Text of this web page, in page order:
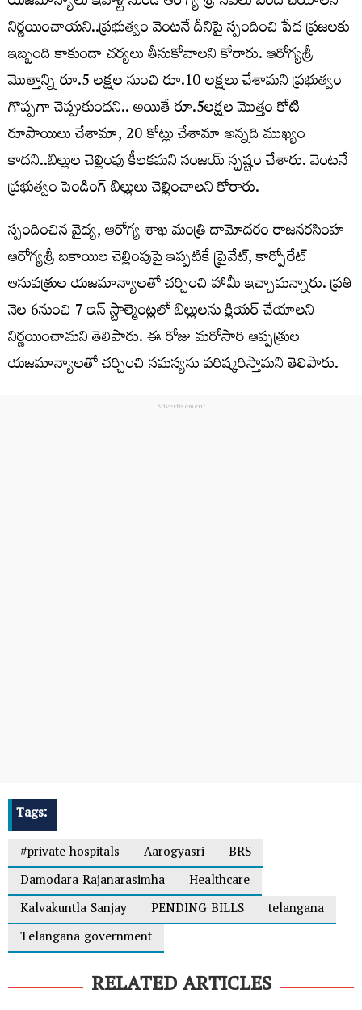
నిర్ణయించాయని..ప్రభుత్వం వెంటనే దీనిపై స్పందించి పేద ప్రజలకు
ఇబ్బంది కాకుండా చర్యలు తీసుకోవాలని కోరారు. ఆరోగ్యశ్రీ
మొత్తాన్ని రూ.5 లక్షల నుంచి రూ.10 లక్షలు చేశామని ప్రభుత్వం
గొప్పగా చెప్పుకుందని.. అయితే రూ.5లక్షల మొత్తం కోటి
రూపాయిలు చేశామా, 20 కోట్లు చేశామా అన్నది ముఖ్యం
కాదని..బిల్లుల చెల్లింపు కీలకమని సంజయ్ స్పష్టం చేశారు. వెంటనే
ప్రభుత్వం పెండింగ్ బిల్లులు చెల్లించాలని కోరారు.
స్పందించిన వైద్య, ఆరోగ్య శాఖ మంత్రి దామోదరం రాజనరసింహ
ఆరోగ్యశ్రీ బకాయిల చెల్లింపుపై ఇప్పటికే ప్రైవేట్, కార్పోరేట్
ఆసుపత్రుల యజమాన్యాలతో చర్చించి హామీ ఇచ్చామన్నారు. ప్రతి
నెల 6నుంచి 7 ఇన్ స్టాల్మెంట్లలో బిల్లులను క్లియర్ చేయాలని
నిర్ణయించామని తెలిపారు. ఈ రోజు మరోసారి ఆప్పత్రుల
యజమాన్యాలతో చర్చించి సమస్యను పరిష్కరిస్తామని తెలిపారు.
Tags:
#private hospitals
Aarogyasri
BRS
Damodara Rajanarasimha
Healthcare
Kalvakuntla Sanjay
PENDING BILLS
telangana
Telangana government
RELATED ARTICLES